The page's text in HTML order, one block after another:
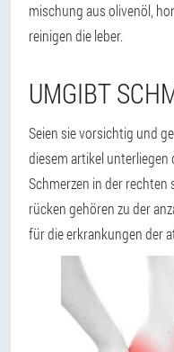
mischung aus olivenöl,
reinigen die leber.
UMGIBT
Seien sie vorsichtig und
diesem artikel unterliegen
Schmerzen in der rechten
rücken gehören zu der
für die erkrankungen der